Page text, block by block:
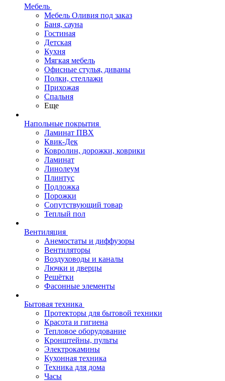
Мебель
Мебель Оливия под заказ
Баня, сауна
Гостиная
Детская
Кухня
Мягкая мебель
Офисные стулья, диваны
Полки, стеллажи
Прихожая
Спальня
Еще
Напольные покрытия
Ламинат ПВХ
Квик-Дек
Ковролин, дорожки, коврики
Ламинат
Линолеум
Плинтус
Подложка
Порожки
Сопутствующий товар
Теплый пол
Вентиляция
Анемостаты и диффузоры
Вентиляторы
Воздуховоды и каналы
Лючки и дверцы
Решётки
Фасонные элементы
Бытовая техника
Протекторы для бытовой техники
Красота и гигиена
Тепловое оборудование
Кронштейны, пульты
Электрокамины
Кухонная техника
Техника для дома
Часы